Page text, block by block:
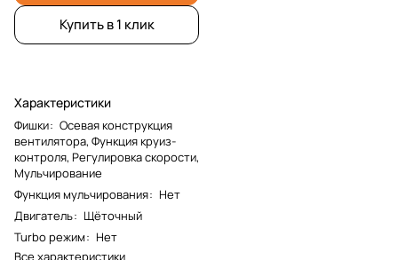
Купить в 1 клик
Характеристики
Фишки: Осевая конструкция
вентилятора, Функция круиз-
контроля, Регулировка скорости,
Мульчирование
Функция мульчирования: Нет
Двигатель: Щёточный
Turbo режим: Нет
Все характеристики